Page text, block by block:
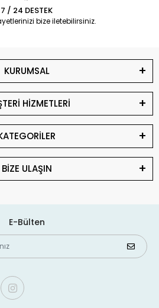
7 / 24 DESTEK
bize iletebilirsiniz.
KURUMSAL
HİZMETLERİ
BİZE ULAŞIN
E-Bülten